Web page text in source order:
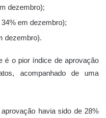
dezembro);
em dezembro);
dezembro).
é o pior índice de aprovação
acompanhado de uma
havia sido de 28%